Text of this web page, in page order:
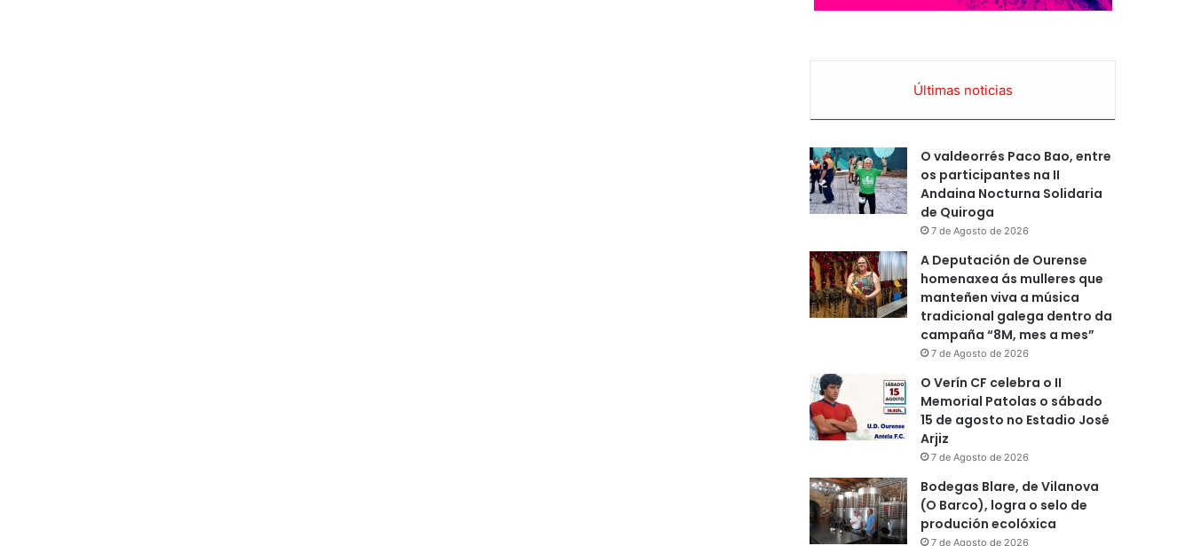
Últimas noticias
O valdeorrés Paco Bao, entre
os participantes na II
Andaina Nocturna Solidaria
de Quiroga
7 de Agosto de 2026
A Deputación de Ourense
homenaxea ás mulleres que
manteñen viva a música
tradicional galega dentro da
campaña “8M, mes a mes”
7 de Agosto de 2026
O Verín CF celebra o II
Memorial Patolas o sábado
15 de agosto no Estadio José
Arjiz
7 de Agosto de 2026
Bodegas Blare, de Vilanova
(O Barco), logra o selo de
produción ecolóxica
7 de Agosto de 2026